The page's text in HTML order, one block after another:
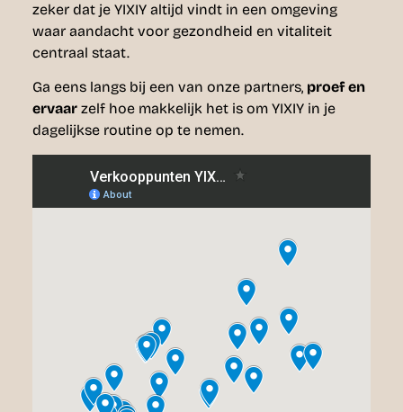
zeker dat je YIXIY altijd vindt in een omgeving
waar aandacht voor gezondheid en vitaliteit
centraal staat.
Ga eens langs bij een van onze partners,proef en
ervaar zelf hoe makkelijk het is om YIXIY in je
dagelijkse routine op te nemen.